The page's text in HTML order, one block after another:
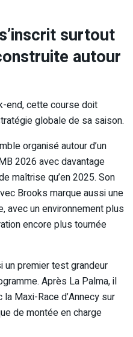
surtout
autour
end, cette course doit
globale de sa saison.
organisé autour d’un
2026 avec davantage
maîtrise qu’en 2025. Son
Brooks marque aussi une
avec un environnement plus
encore plus tournée
un premier test grandeur
Après La Palma, il
Maxi-Race d’Annecy sur
de montée en charge